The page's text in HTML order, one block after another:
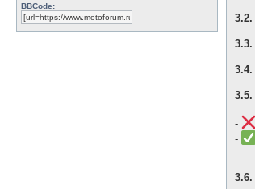
3.2.
3.3.
3.4.
3.5.
-
-
3.6.
BBCode: